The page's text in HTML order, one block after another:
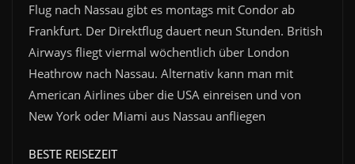
Flug nach Nassau gibt es montags mit Condor ab
Frankfurt. Der Direktflug dauert neun Stunden. British
Airways fliegt viermal wöchentlich über London
Heathrow nach Nassau. Alternativ kann man mit
American Airlines über die USA einreisen und von
New York oder Miami aus Nassau anfliegen
BESTE REISEZEIT